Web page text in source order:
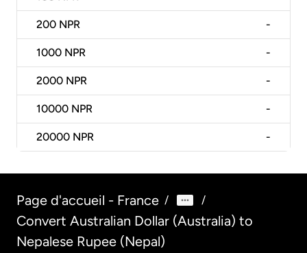
200 NPR -
1000 NPR -
2000 NPR -
10000 NPR -
20000 NPR -
Page d'accueil - France / /
Convert Australian Dollar (Australia) to
Nepalese Rupee (Nepal)